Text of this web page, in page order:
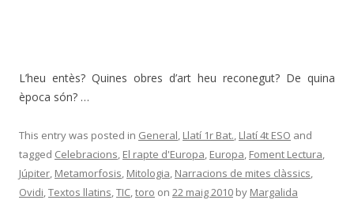
L’heu entès? Quines obres d’art heu reconegut? De quina
època són? …
This entry was posted in General, Llatí 1r Bat., Llatí 4t ESO and
tagged Celebracions, El rapte d'Europa, Europa, Foment Lectura,
Júpiter, Metamorfosis, Mitologia, Narracions de mites clàssics,
Ovidi,Textos llatins,TIC,toro on 22 maig 2010 by Margalida